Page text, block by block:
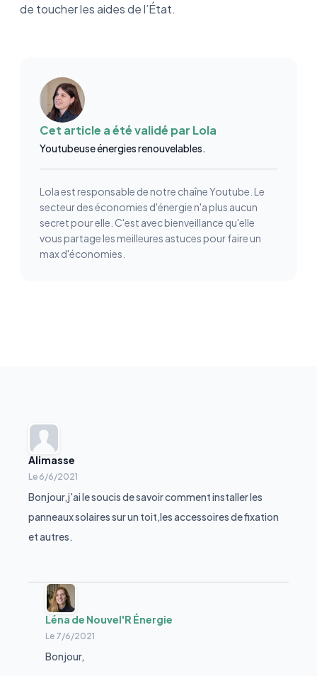
de toucher les aides de l’État.
Cet article a été validé par Lola
Youtubeuse énergies renouvelables.
Lola est responsable de notre chaîne Youtube. Le
secteur des économies d'énergie n'a plus aucun
secret pour elle. C'est avec bienveillance qu'elle
vous partage les meilleures astuces pour faire un
max d'économies.
Alimasse
Le 6/6/2021
Bonjour,j'ai le soucis de savoir comment installer les
panneaux solaires sur un toit,les accessoires de fixation
et autres.
Léna de Nouvel'R Énergie
Le 7/6/2021
Bonjour,